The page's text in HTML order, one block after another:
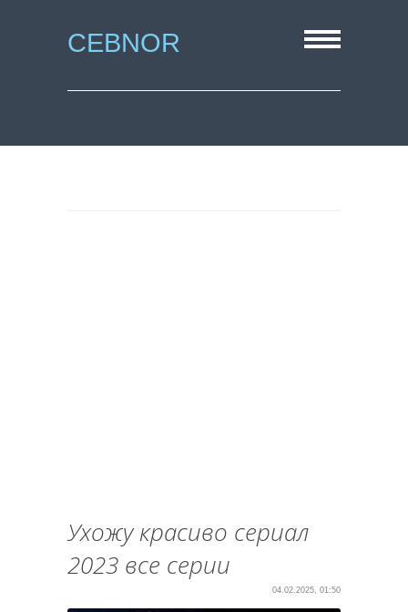
CEBNOR
Ухожу красиво сериал
2023 все серии
04.02.2025, 01:50